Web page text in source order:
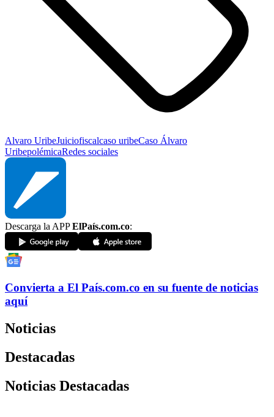
Alvaro UribeJuiciofiscalcaso uribeCaso Álvaro
UribepolémicaRedes sociales
Descarga la APPElPaís.com.co:
Convierta a El País.com.co en su fuente de noticias
aquí
Noticias
Destacadas
Noticias Destacadas